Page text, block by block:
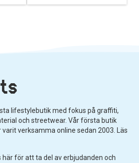
lifestylebutik med fokus på graffiti,
och streetwear. Vår första butik
verksamma online sedan 2003. Läs
här för att ta del av erbjudanden och